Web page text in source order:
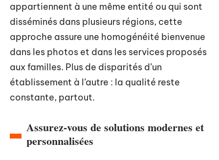
appartiennent à une même entité ou qui sont
disséminés dans plusieurs régions, cette
approche assure une homogénéité bienvenue
dans les photos et dans les services proposés
aux familles. Plus de disparités d’un
établissement à l’autre : la qualité reste
constante, partout.
Assurez-vous de solutions modernes et
personnalisées